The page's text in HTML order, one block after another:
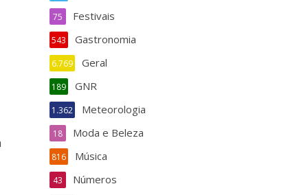
Festivais
75
Gastronomia
543
Geral
6.769
GNR
189
Meteorologia
1.362
Moda e Beleza
18
Música
816
Números
43